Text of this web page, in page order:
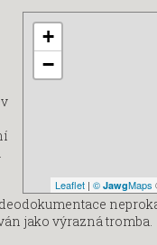
+
−
Leaflet | © JawgMaps
jako výrazná tromba.